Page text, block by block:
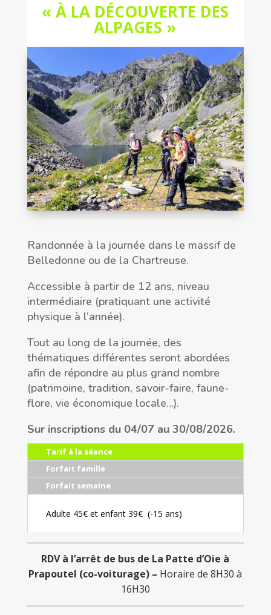
« À LA DÉCOUVERTE DES
ALPAGES »
Randonnée à la journée dans le massif de
Belledonne ou de la Chartreuse.
Accessible à partir de 12 ans, niveau
intermédiaire (pratiquant une activité
physique à l’année).
Tout au long de la journée, des
thématiques différentes seront abordées
afin de répondre au plus grand nombre
(patrimoine, tradition, savoir-faire, faune-
flore, vie économique locale…).
Sur inscriptions du 04/07 au 30/08/2026.
Tarif à la séance
Forfait famille
Forfait semaine
Adulte 45€ et enfant 39€ (-15 ans)
RDV à l’arrêt de bus de La Patte d’Oie à
Prapoutel (co-voiturage) – Horaire de 8H30 à
16H30